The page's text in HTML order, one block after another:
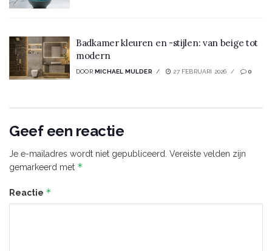
Badkamer kleuren en -stijlen: van beige tot
modern
DOOR MICHAEL MULDER 27 FEBRUARI 2026 0
Geef een reactie
Je e-mailadres wordt niet gepubliceerd. Vereiste velden zijn
gemarkeerd met *
Reactie *